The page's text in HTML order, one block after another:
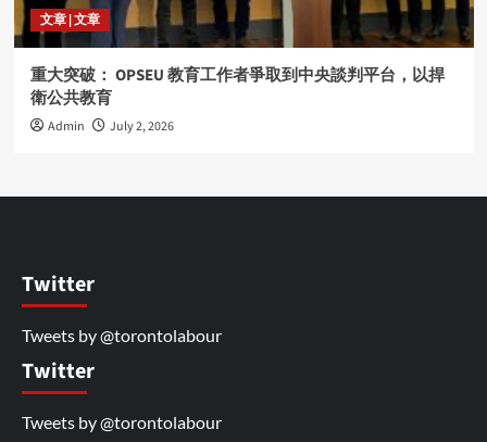
文章 | 文章
重大突破： OPSEU 教育工作者爭取到中央談判平台，以捍
衛公共教育
Admin July 2, 2026
Twitter
Tweets by @torontolabour
Twitter
Tweets by @torontolabour